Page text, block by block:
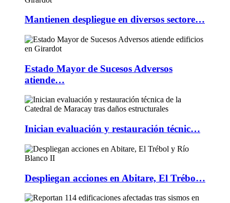
Mantienen despliegue en diversos sectore…
Estado Mayor de Sucesos Adversos
atiende…
Inician evaluación y restauración técnic…
Despliegan acciones en Abitare, El Trébo…